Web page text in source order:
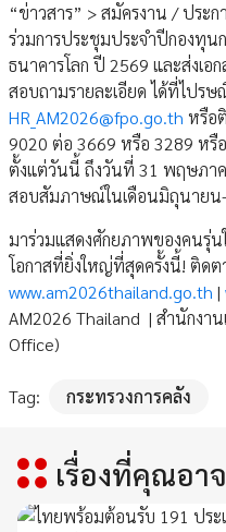
“ข่าวสาร” > สมัครงาน / ประ
ร่วมการประชุมประจำปีกองทุน
ธนาคารโลก ปี 2569 และส่งเอ
สอบถามรายละเอียด ได้ที่ไปร
HR_AM2026@fpo.go.th หรือ
9020 ต่อ 3669 หรือ 3289 หรื
ตั้งแต่วันนี้ ถึงวันที่ 31 พฤษภา
สอบสัมภาษณ์ในเดือนมิถุนายน
มาร่วมแสดงศักยภาพของคนรุ่น
โอกาสที่ยิ่งใหญ่ที่สุดครั้งนี้! ติดต
www.am2026thailand.go.th |
AM2026 Thailand | สำนักงาน
Office)
Tag: กระทรวงการคลัง
เรื่องที่คุณอา